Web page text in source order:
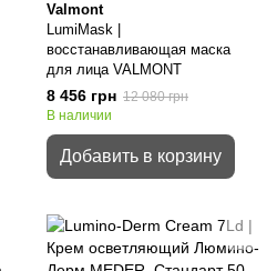
Valmont
LumiMask |
восстанавливающая маска
для лица VALMONT
8 456 грн 12 080 грн
В наличии
Добавить в корзину